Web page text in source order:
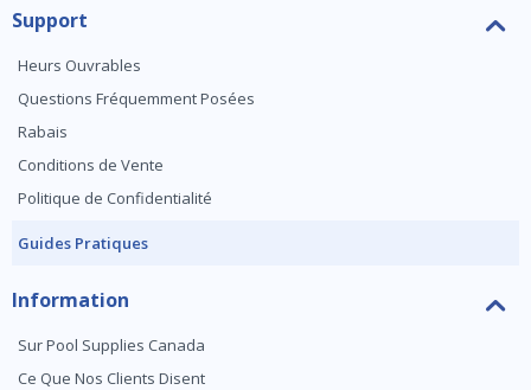
Support
Heurs Ouvrables
Questions Fréquemment Posées
Rabais
Conditions de Vente
Politique de Confidentialité
Guides Pratiques
Information
Sur Pool Supplies Canada
Ce Que Nos Clients Disent